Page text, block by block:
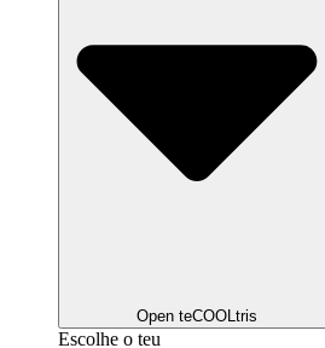
Open teCOOLtris
Escolhe o teu